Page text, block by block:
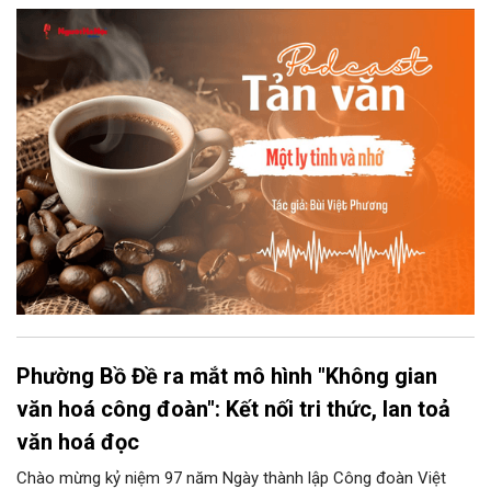
đợi giọt đắng của đất đai, mưa nắng điểm từng nhịp xuống
chiếc ly sứ như đợi thời gian mở cánh cửa diệu kì của mình.
Phường Bồ Đề ra mắt mô hình "Không gian
văn hoá công đoàn": Kết nối tri thức, lan toả
văn hoá đọc
Chào mừng kỷ niệm 97 năm Ngày thành lập Công đoàn Việt